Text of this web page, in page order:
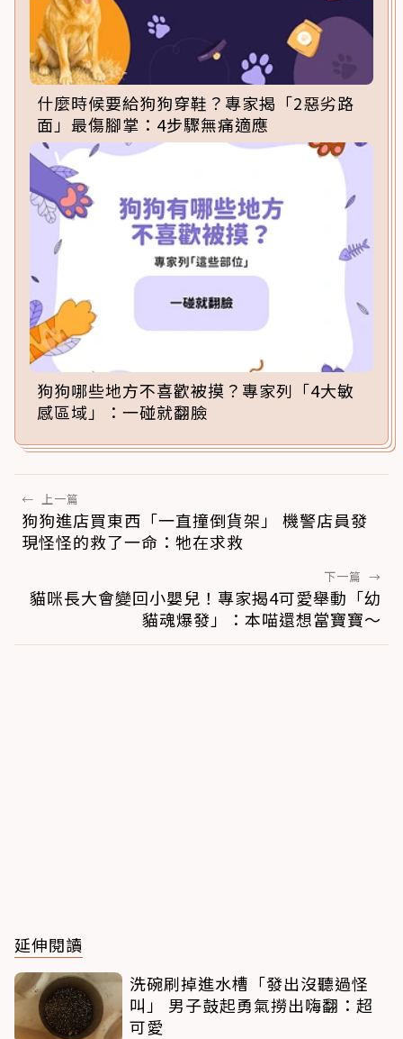
什麼時候要給狗狗穿鞋？專家揭「2惡劣路
面」最傷腳掌：4步驟無痛適應
狗狗哪些地方不喜歡被摸？專家列「4大敏
感區域」：一碰就翻臉
← 上一篇
狗狗進店買東西「一直撞倒貨架」 機警店員發
現怪怪的救了一命：牠在求救
下一篇 →
貓咪長大會變回小嬰兒！專家揭4可愛舉動「幼
貓魂爆發」：本喵還想當寶寶～
延伸閱讀
洗碗刷掉進水槽「發出沒聽過怪
叫」 男子鼓起勇氣撈出嗨翻：超
可愛